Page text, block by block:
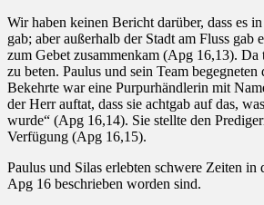
Wir haben keinen Bericht darüber, dass es
gab; aber außerhalb der Stadt am Fluss gab
zum Gebet zusammenkam (Apg 16,13). Da
zu beten. Paulus und sein Team begegneten
Bekehrte war eine Purpurhändlerin mit
der Herr auftat, dass sie achtgab auf das,
wurde“ (Apg 16,14). Sie stellte den
Verfügung (Apg 16,15).
Paulus und Silas erlebten schwere Zeiten
Apg 16 beschrieben worden sind.